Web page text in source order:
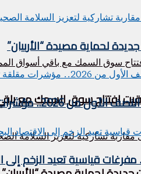
افتتاح سوق السمك مع
لحماية مصيدة “الأربيان”
تحديات المصايد المتوسطية
قياسية تعيد الزخم إلى